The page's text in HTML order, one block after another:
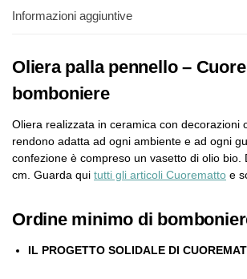
Informazioni aggiuntive
Oliera palla pennello –
bomboniere
Oliera realizzata in ceramica con decorazioni
rendono adatta ad ogni ambiente e ad ogni
confezione è compreso un vasetto di olio bio.
cm. Guarda qui tutti gli articoli Cuorematto e
Ordine minimo di
IL PROGETTO SOLIDALE DI